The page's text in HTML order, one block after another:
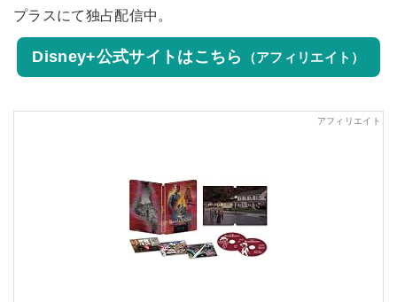
プラスにて独占配信中。
Disney+公式サイトはこちら （アフィリエイト）